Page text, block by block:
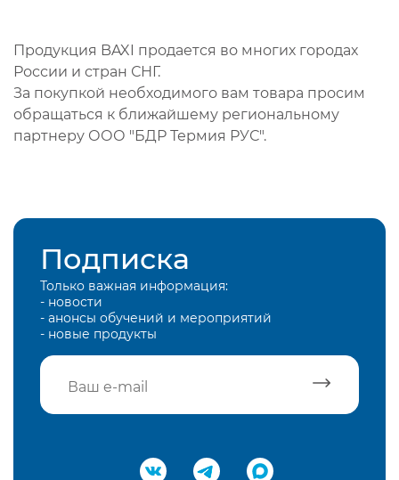
Продукция BAXI продается во многих городах
России и стран СНГ.
За покупкой необходимого вам товара просим
обращаться к ближайшему региональному
партнеру ООО "БДР Термия РУС".
Подписка
Только важная информация:
- новости
- анонсы обучений и мероприятий
- новые продукты